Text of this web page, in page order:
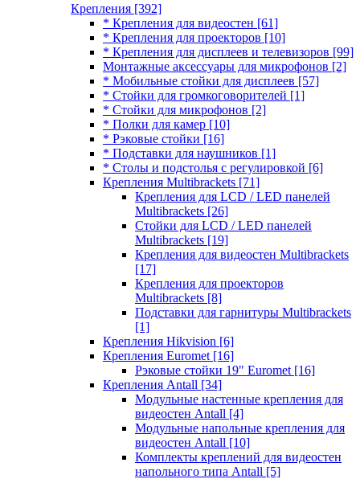
Крепления [392]
* Крепления для видеостен [61]
* Крепления для проекторов [10]
* Крепления для дисплеев и телевизоров [99]
Монтажные аксессуары для микрофонов [2]
* Мобильные стойки для дисплеев [57]
* Стойки для громкоговорителей [1]
* Стойки для микрофонов [2]
* Полки для камер [10]
* Рэковые стойки [16]
* Подставки для наушников [1]
* Столы и подстолья с регулировкой [6]
Крепления Multibrackets [71]
Крепления для LCD / LED панелей
Multibrackets [26]
Стойки для LCD / LED панелей
Multibrackets [19]
Крепления для видеостен Multibrackets
[17]
Крепления для проекторов
Multibrackets [8]
Подставки для гарнитуры Multibrackets
[1]
Крепления Hikvision [6]
Крепления Euromet [16]
Рэковые стойки 19" Euromet [16]
Крепления Antall [34]
Модульные настенные крепления для
видеостен Antall [4]
Модульные напольные крепления для
видеостен Antall [10]
Комплекты креплений для видеостен
напольного типа Antall [5]